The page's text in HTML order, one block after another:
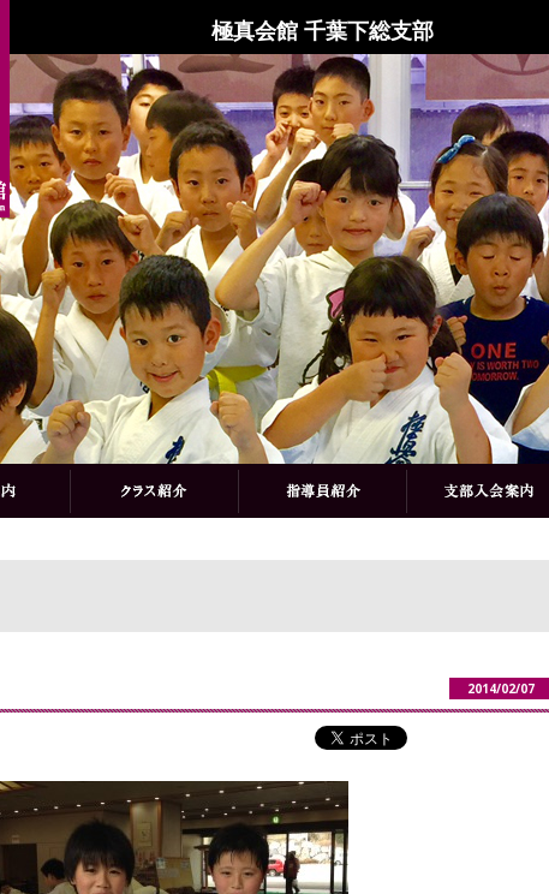
極真会館 千葉下総支部
2014/02/07